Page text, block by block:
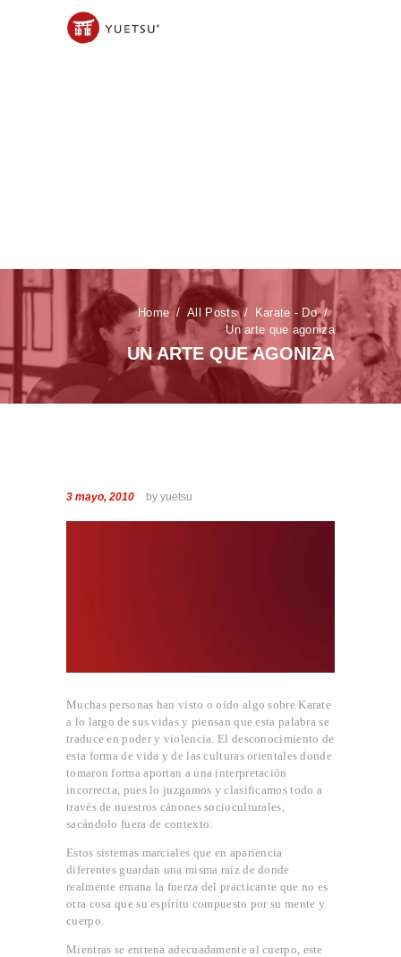
Home All Posts
Karate - Do
Un arte que agoniza
UN ARTE QUE AGONIZA
3 mayo, 2010 by yuetsu
Muchas personas han visto o oído algo sobre Karate
a lo largo de sus vidas y piensan que esta palabra se
traduce en poder y violencia. El desconocimiento de
esta forma de vida y de las culturas orientales donde
tomaron forma aportan a una interpretación
incorrecta, pues lo juzgamos y clasificamos todo a
través de nuestros cánones socioculturales,
sacándolo fuera de contexto.
Estos sistemas marciales que en apariencia
diferentes guardan una misma raíz de donde
realmente emana la fuerza del practicante que no es
otra cosa que su espíritu compuesto por su mente y
cuerpo.
Mientras se entrena adecuadamente al cuerpo, este